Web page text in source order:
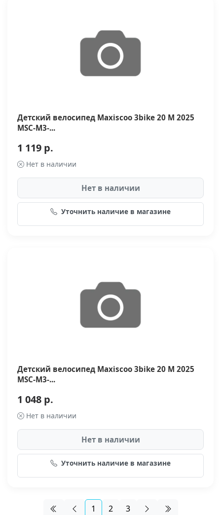
Детский велосипед Maxiscoo 3bike 20 M 2025
MSC-M3-...
1 119 р.
Нет в наличии
Нет в наличии
Уточнить наличие в магазине
Детский велосипед Maxiscoo 3bike 20 M 2025
MSC-M3-...
1 048 р.
Нет в наличии
Нет в наличии
Уточнить наличие в магазине
1 2 3